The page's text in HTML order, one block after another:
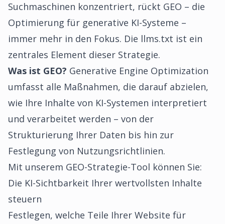
Suchmaschinen konzentriert, rückt GEO – die
Optimierung für generative KI-Systeme –
immer mehr in den Fokus. Die llms.txt ist ein
zentrales Element dieser Strategie.
Was ist GEO? Generative Engine Optimization
umfasst alle Maßnahmen, die darauf abzielen,
wie Ihre Inhalte von KI-Systemen interpretiert
und verarbeitet werden – von der
Strukturierung Ihrer Daten bis hin zur
Festlegung von Nutzungsrichtlinien.
Mit unserem GEO-Strategie-Tool können Sie:
Die KI-Sichtbarkeit Ihrer wertvollsten Inhalte
steuern
Festlegen, welche Teile Ihrer Website für